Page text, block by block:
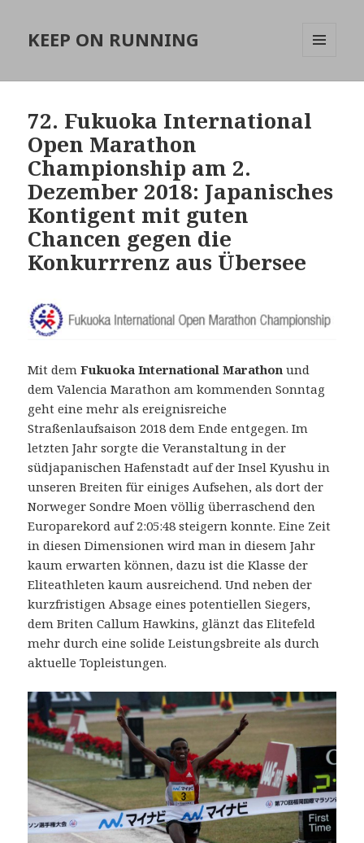
KEEP ON RUNNING
72. Fukuoka International
Open Marathon
Championship am 2.
Dezember 2018: Japanisches
Kontigent mit guten
Chancen gegen die
Konkurrrenz aus Übersee
Mit dem Fukuoka International Marathon und
dem Valencia Marathon am kommenden Sonntag
geht eine mehr als ereignisreiche
Straßenlaufsaison 2018 dem Ende entgegen. Im
letzten Jahr sorgte die Veranstaltung in der
südjapanischen Hafenstadt auf der Insel Kyushu in
unseren Breiten für einiges Aufsehen, als dort der
Norweger Sondre Moen völlig überraschend den
Europarekord auf 2:05:48 steigern konnte. Eine Zeit
in diesen Dimensionen wird man in diesem Jahr
kaum erwarten können, dazu ist die Klasse der
Eliteathleten kaum ausreichend. Und neben der
kurzfristigen Absage eines potentiellen Siegers,
dem Briten Callum Hawkins, glänzt das Elitefeld
mehr durch eine solide Leistungsbreite als durch
aktuelle Topleistungen.